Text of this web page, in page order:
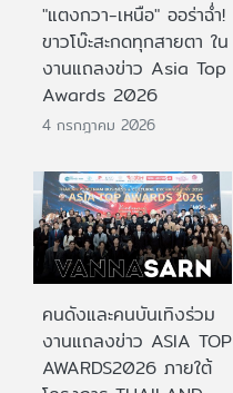
"แตงกวา-เหนือ" ออร่าฉ่ำ!
ขาวโบ๊ะสะกดทุกสายตา ใน
งานแถลงข่าว Asia Top
Awards 2026
4 กรกฎาคม 2026
คนดังและคนบันเทิงร่วม
งานแถลงข่าว ASIA TOP
AWARDS2026 ภายใต้